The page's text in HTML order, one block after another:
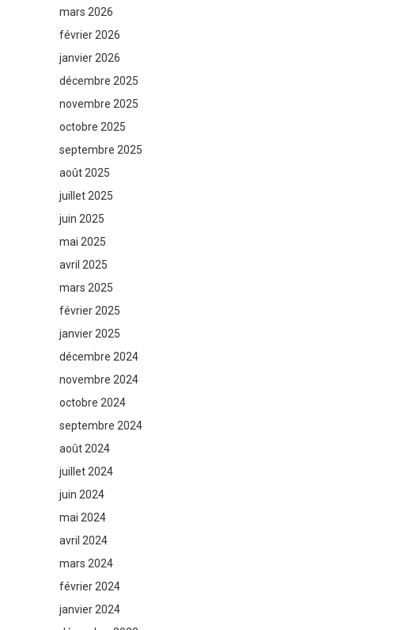
mars 2026
février 2026
janvier 2026
décembre 2025
novembre 2025
octobre 2025
septembre 2025
août 2025
juillet 2025
juin 2025
mai 2025
avril 2025
mars 2025
février 2025
janvier 2025
décembre 2024
novembre 2024
octobre 2024
septembre 2024
août 2024
juillet 2024
juin 2024
mai 2024
avril 2024
mars 2024
février 2024
janvier 2024